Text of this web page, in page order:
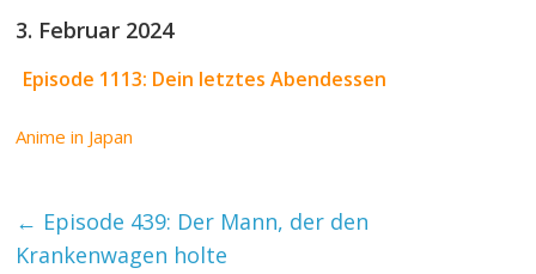
3. Februar 2024
Episode 1113: Dein letztes Abendessen
Anime in Japan
← Episode 439: Der Mann, der den
Krankenwagen holte